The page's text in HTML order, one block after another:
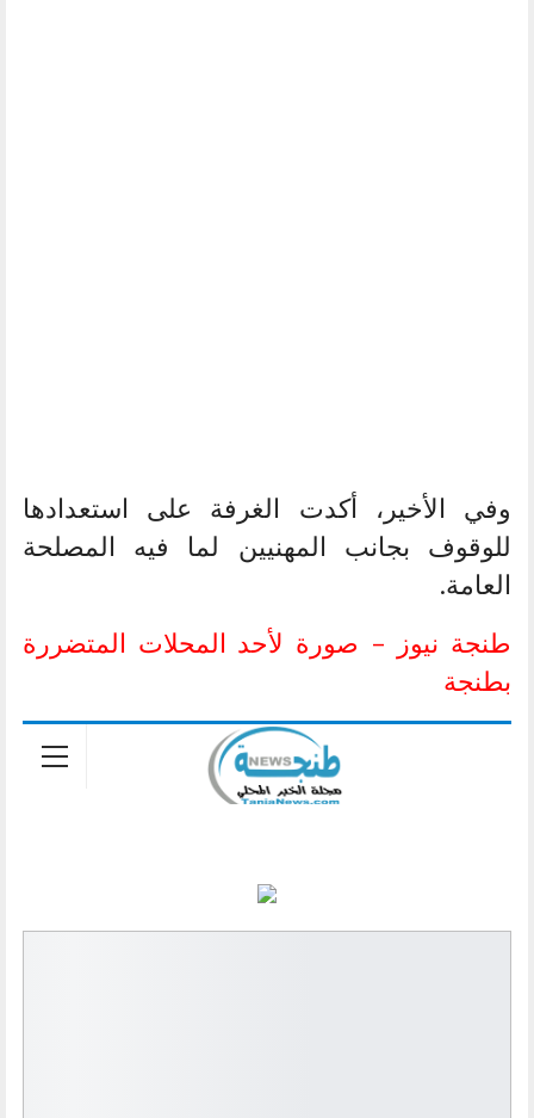
وفي الأخير، أكدت الغرفة على استعدادها
للوقوف بجانب المهنيين لما فيه المصلحة
العامة.
طنجة نيوز – صورة لأحد المحلات المتضررة
بطنجة